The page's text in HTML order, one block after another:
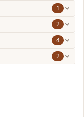
1
2
4
2